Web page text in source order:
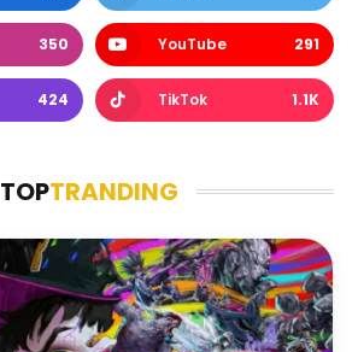
350 YouTube 291
424 TikTok 1.1K
TOPTRANDING